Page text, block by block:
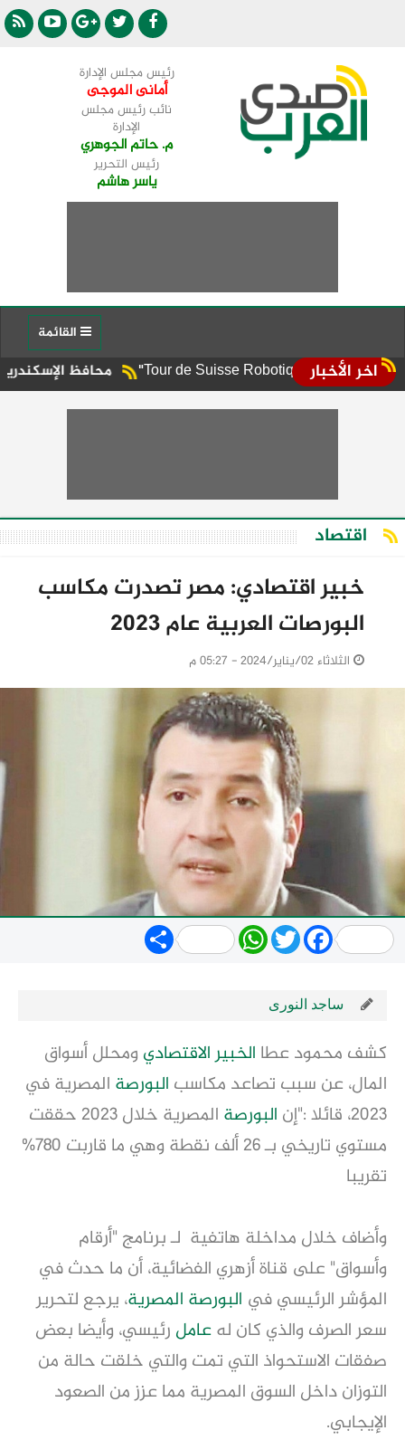
رئيس مجلس الإدارة
أمانى الموجى
نائب رئيس مجلس
الإدارة
م. حاتم الجوهري
رئيس التحرير
ياسر هاشم
اخر الأخبار محافظ الإسكندرية يوجه برفع
اقتصاد
خبير اقتصادي: مصر تصدرت مكاسب
البورصات العربية عام 2023
الثلاثاء 02/يناير/2024 - 05:27 م
Share WhatsApp
TwitterFacebook
ساجد النورى
كشف محمود عطا الخبير الاقتصادي ومحلل أسواق
المال، عن سبب تصاعد مكاسب البورصة المصرية في
2023، قائلا :"إن
البورصة
المصرية خلال 2023 حققت
مستوي تاريخي بـ 26 ألف نقطة وهي ما قاربت 780%
تقريبا
وأضاف خلال مداخلة هاتفية لـ برنامج "أرقام
وأسواق" على قناة أزهري الفضائية، أن ما حدث في
المؤشر الرئيسي في البورصة المصرية، يرجع لتحرير
سعر الصرف والذي كان لهعامل رئيسي، وأيضا بعض
صفقات الاستحواذ التي تمت والتي خلقت حالة من
التوزان داخل السوق المصرية مما عزز من الصعود
الإيجابي.